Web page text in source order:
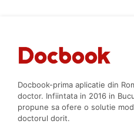
Docbook-prima aplicatie din
doctor. Infiintata in 2016 in
propune sa ofere o solutie
doctorul dorit.